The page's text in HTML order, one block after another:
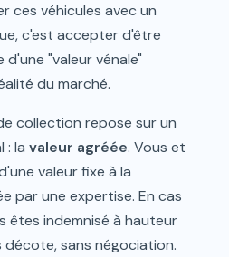
ces véhicules avec un
c'est accepter d'être
d'une "valeur vénale"
du marché.
collection repose sur un
: la valeur agréée. Vous et
valeur fixe à la
par une expertise. En cas
êtes indemnisé à hauteur
sans négociation.